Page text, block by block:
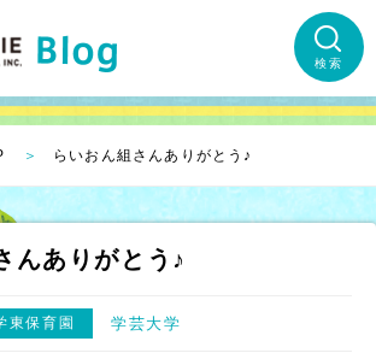
検索
らいおん組さんありがとう♪
んありがとう♪
東保育園 学芸大学